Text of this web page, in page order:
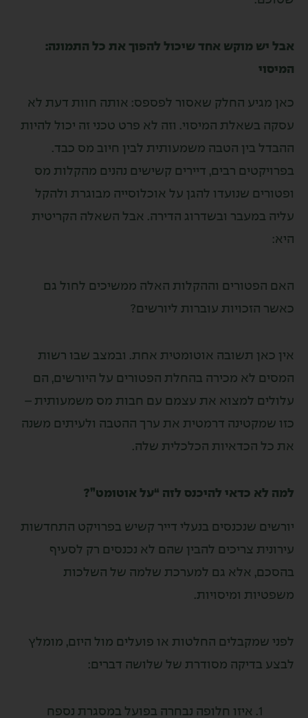
מוקש אחד שיכול להפוך את כל התמונה:
החלק שאסור לפספס: אותה חוות דעת לא
המיסוי. וזה לא פרט טכני זה יכול להיות
בין הטבה משמעותית לבין חיוב מס כבד.
רבים, דיירים קשישים נהנים מהקלות מס
שנועדו להגן על אוכלוסייה מבוגרת ולהקל
במעבר ובשדרוג הדירה. אבל השאלה הקריטית
וההקלות האלה ממשיכים לחול גם
עוברות ליורשים?
תשובה אוטומטית אחת. ובמצב שבו רשות
לא מכירה בהחלת הפטורים על היורשים, הם
למצוא את עצמם עם חבות מס משמעותית –
דרמטית את ערך ההטבה ולעיתים משנה
הכדאיות הכלכלית שלה.
כדאי להיכנס לזה “על אוטומט”?
שנכנסים בנעלי דייר קשיש בפרויקט התחדשות
צריכים להבין שהם לא נכנסים רק לסעיף
אלא גם למערכת שלמה של השלכות
ומיסויות.
החלטות או פועלים מול היזם, מומלץ
בדיקה מסודרת של שלושה דברים:
איזו חלופה נבחרה בפועל במסגרת נספח